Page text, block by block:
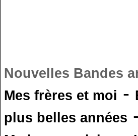
Nouvelles Bandes
Mes frères et moi -
plus belles années